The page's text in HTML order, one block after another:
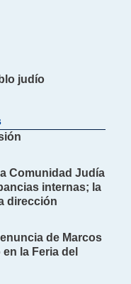
judío
Comunidad Judía
internas; la
dirección
de Marcos
la Feria del